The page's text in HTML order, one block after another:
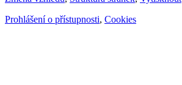
Prohlášení o přístupnosti, Cookies